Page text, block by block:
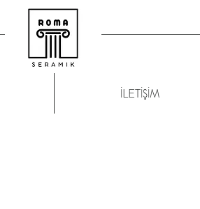
İLETİŞİM